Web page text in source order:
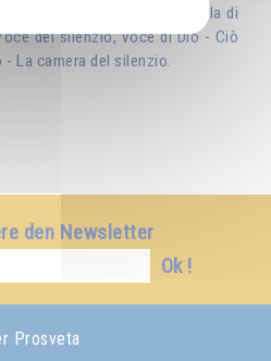
Il Verbo e la parola - La parola di
del silenzio, voce di Dio - Ciò
La camera del silenzio.
den Newsletter
Ok !
Prosveta